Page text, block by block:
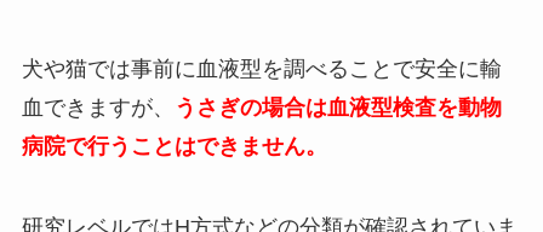
犬や猫では事前に血液型を調べることで安全に輸
血できますが、
うさぎの場合は血液型検査を動物
病院で行うことはできません。